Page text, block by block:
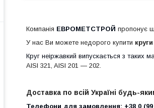
Компанія ЕВРОМЕТСТРОЙ пропонує
У нас Ви можете недорого купити
Круг неіржавкий випускається з таких
AISI 321, AISI 201 ― 202.
Доставка по всій Україні будь-
Телефони для замовлення: +38 0 99